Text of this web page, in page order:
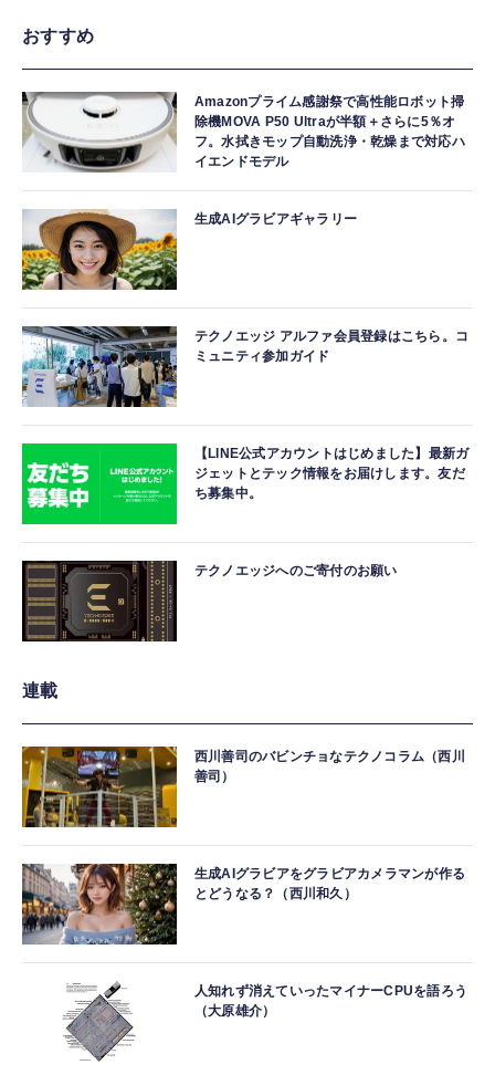
おすすめ
Amazonプライム感謝祭で高性能ロボット掃
除機MOVA P50 Ultraが半額＋さらに5％オ
フ。水拭きモップ自動洗浄・乾燥まで対応ハ
イエンドモデル
生成AIグラビアギャラリー
テクノエッジ アルファ会員登録はこちら。コ
ミュニティ参加ガイド
【LINE公式アカウントはじめました】最新ガ
ジェットとテック情報をお届けします。友だ
ち募集中。
テクノエッジへのご寄付のお願い
連載
西川善司のバビンチョなテクノコラム（西川
善司）
生成AIグラビアをグラビアカメラマンが作る
とどうなる？（西川和久）
人知れず消えていったマイナーCPUを語ろう
（大原雄介）